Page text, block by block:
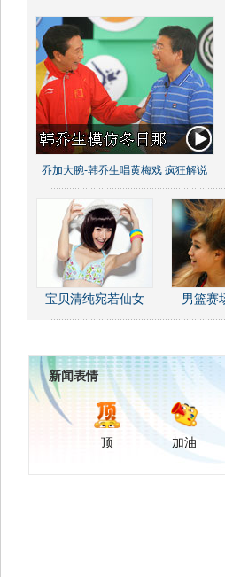
乔加大腕-韩乔生唱黄梅戏 疯狂解说
宝贝清纯宛若仙女 男篮赛
新闻表情
顶 加油